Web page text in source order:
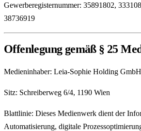
Gewerberegisternummer: 35891802,
38736919
Offenlegung gemäß § 25
Medieninhaber: Leia-Sophie Holding GmbH
Sitz: Schreiberweg 6/4, 1190 Wien
Blattlinie: Dieses Medienwerk dient der
Automatisierung, digitale